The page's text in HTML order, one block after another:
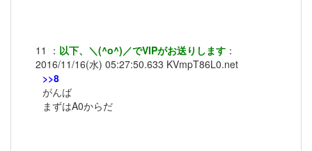
11 ： 以下、＼(^o^)／でVIPがお送りします ：
2016/11/16(水) 05:27:50.633 KVmpT86L0.net
>>8
がんば
まずはA0からだ